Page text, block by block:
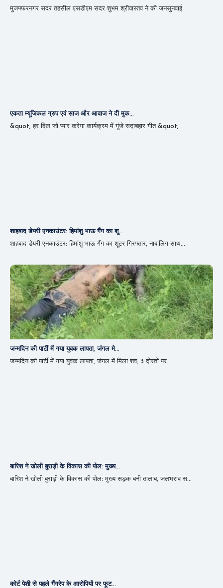
मुजफ्फरनगर सदर तहसील एसडीएम सदर शुभम श्रीवास्तव ने की जनसुनवाई
एकता म्यूजिकल ग्रुप एवं साज और आवाज ने दी मुक...
&quot; हर दिल जो प्यार करेगा कार्यक्रम में गूंजे सदाबहार गीत &quot;
शाहबाद डेयरी एनकाउंटर: हिमांशु भाऊ गैंग का शू...
शाहबाद डेयरी एनकाउंटर: हिमांशु भाऊ गैंग का शूटर गिरफ्तार, नाबालिग साथ...
जन्मदिन की पार्टी में गया युवक लापता, जंगल मे...
जन्मदिन की पार्टी में गया युवक लापता, जंगल में मिला शव; 3 दोस्तों पर...
बारिश ने खोली बुराड़ी के विकास की पोल: मुख्य...
बारिश ने खोली बुराड़ी के विकास की पोल: मुख्य सड़क बनी तालाब, जलभराव स...
कोर्ट पेशी से पहले गैंगरेप के आरोपियों पर फूट...